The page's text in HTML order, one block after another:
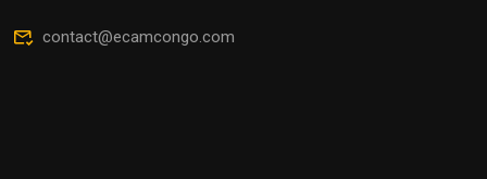
contact@ecamcongo.com